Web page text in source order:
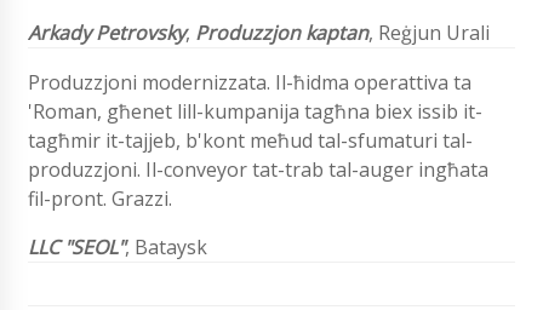
Arkady Petrovsky, Produzzjon kaptan, Reġjun Urali
Produzzjoni modernizzata. Il-ħidma operattiva ta
'Roman, għenet lill-kumpanija tagħna biex issib it-
tagħmir it-tajjeb, b'kont meħud tal-sfumaturi tal-
produzzjoni. Il-conveyor tat-trab tal-auger ingħata
fil-pront. Grazzi.
LLC "SEOL", Bataysk